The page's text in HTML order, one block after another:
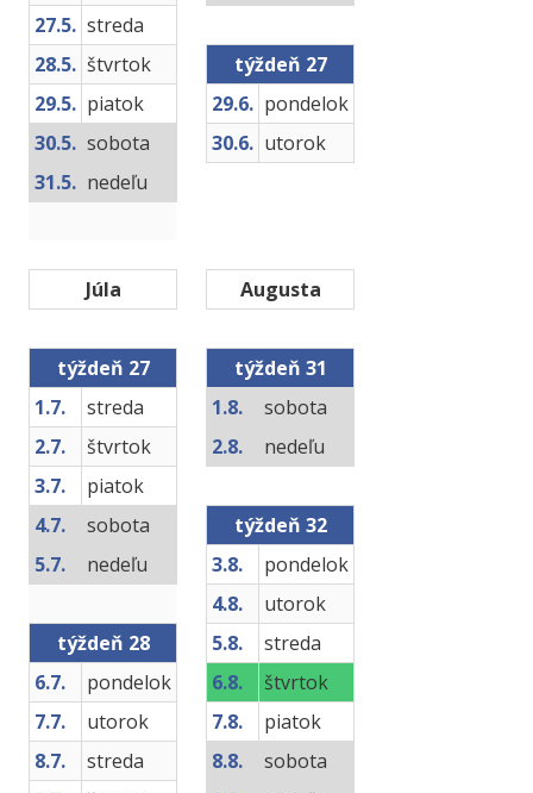
27.5. streda
28.5. štvrtok
29.5. piatok
30.5. sobota
31.5. nedeľu
týždeň 27
29.6. pondelok
30.6. utorok
Júla
týždeň 27
1.7.
streda
2.7.
štvrtok
3.7.
piatok
4.7.
sobota
5.7.
nedeľu
týždeň 28
6.7.
pondelok
7.7.
utorok
8.7.
streda
Augusta
týždeň 31
1.8.
sobota
2.8.
nedeľu
týždeň 32
3.8.
pondelok
4.8.
utorok
5.8.
streda
6.8.
štvrtok
7.8.
piatok
8.8.
sobota